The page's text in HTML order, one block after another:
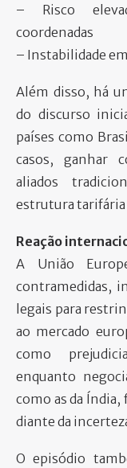
– Risco
coordenadas
– Instabilidade
Além disso, há
do discurso
países como
casos, ganhar
aliados
estrutura
Reação
A União
contramedidas,
legais para
ao mercado
como
enquanto
como as da
diante da
O episódio